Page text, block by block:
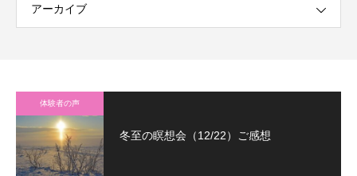
アーカイブ
体験者の声
冬至の瞑想会（12/22）ご感想